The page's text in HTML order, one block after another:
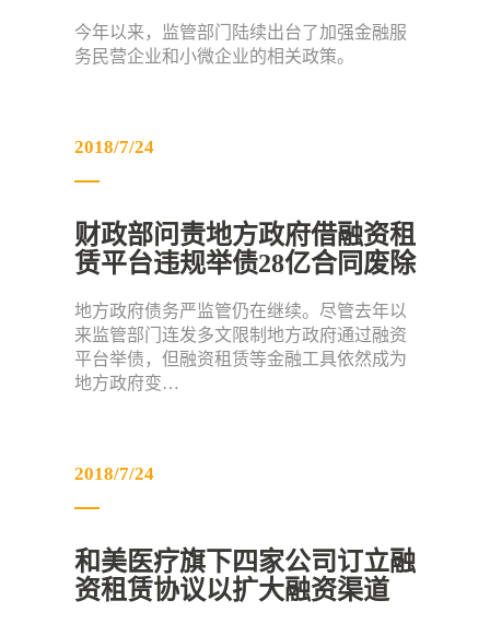
今年以来，监管部门陆续出台了加强金融服
务民营企业和小微企业的相关政策。
2018/7/24
财政部问责地方政府借融资租
赁平台违规举债28亿合同废除
地方政府债务严监管仍在继续。尽管去年以
来监管部门连发多文限制地方政府通过融资
平台举债，但融资租赁等金融工具依然成为
地方政府变…
2018/7/24
和美医疗旗下四家公司订立融
资租赁协议以扩大融资渠道